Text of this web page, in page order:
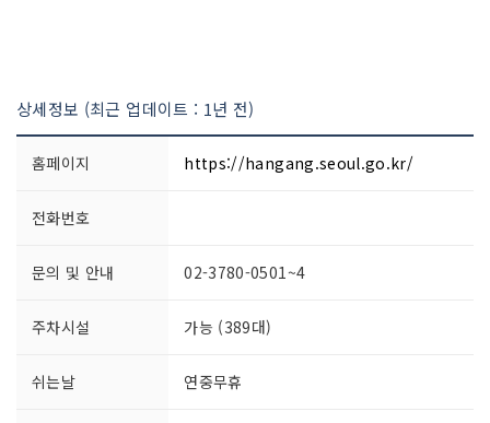
상세정보 (최근 업데이트 : 1년 전)
홈페이지 https://hangang.seoul.go.kr/
전화번호
문의 및 안내 02-3780-0501~4
주차시설 가능 (389대)
쉬는날 연중무휴